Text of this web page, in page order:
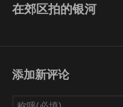
在郊区拍的银河
添加新评论